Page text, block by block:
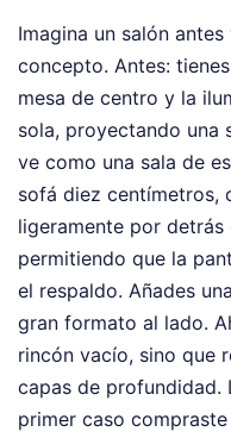
Imagina un salón
concepto. Antes:
mesa de centro y la
sola, proyectando una
ve como una sala de
sofá diez centímetros,
ligeramente por
permitiendo que la
el respaldo. Añades
gran formato al lado.
rincón vacío, sino que
capas de profundidad.
primer caso